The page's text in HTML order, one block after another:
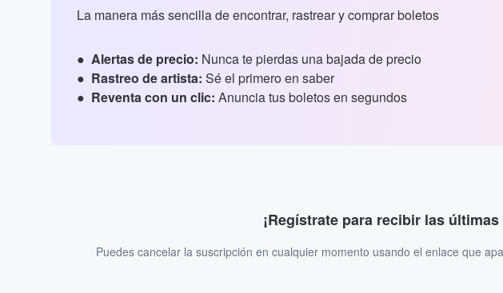
La manera más sencilla de encontrar, rastrear y comprar boletos
Alertas de precio: Nunca te pierdas una bajada de precio
Rastreo de artista: Sé el primero en saber
Reventa con un clic: Anuncia tus boletos en segundos
¡Regístrate para recibir las
Puedes cancelar la suscripción en cualquier momento usando el enlace que